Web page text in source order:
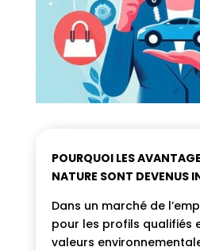
POURQUOI LES
NATURE SONT DEVENUS
Dans un marché de
pour les profils qualifiés
valeurs